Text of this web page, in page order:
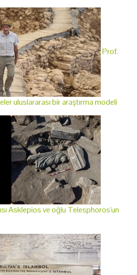
Prof.
uluslararası bir araştırma modeli
Asklepios ve oğlu Telesphoros'un